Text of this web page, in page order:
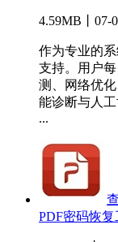
4.59MB丨07-
作为专业的
支持。用户
测、网络优
能诊断与人
...
PDF密码恢复